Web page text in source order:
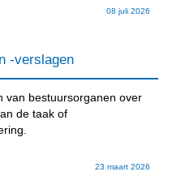
-verslagen
08 juli 2026
van bestuursorganen over
de taak of
23 maart 2026